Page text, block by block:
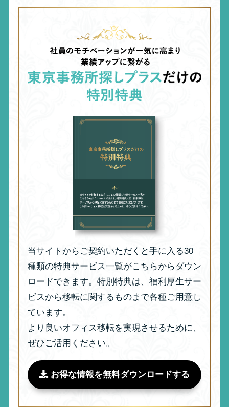
当サイトからご契約いただくと手に入る30
種類の特典サービス一覧がこちらからダウン
ロードできます。特別特典は、福利厚生サー
ビスから移転に関するものまで各種ご用意し
ています。
より良いオフィス移転を実現させるために、
ぜひご活用ください。
お得な情報を無料ダウンロードする